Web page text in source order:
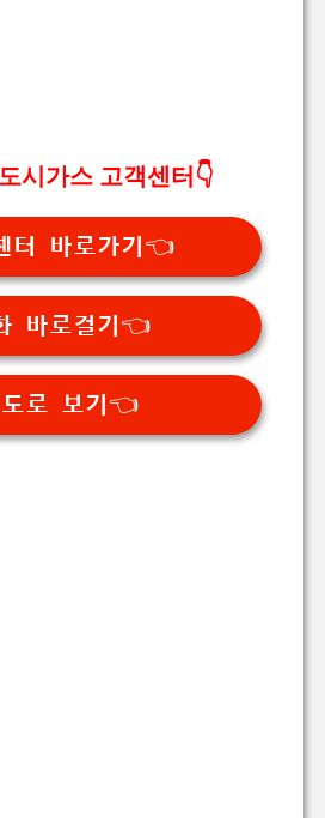
시가스 고객센터👇
터 바로가기👈
바로걸기👈
로 보기👈